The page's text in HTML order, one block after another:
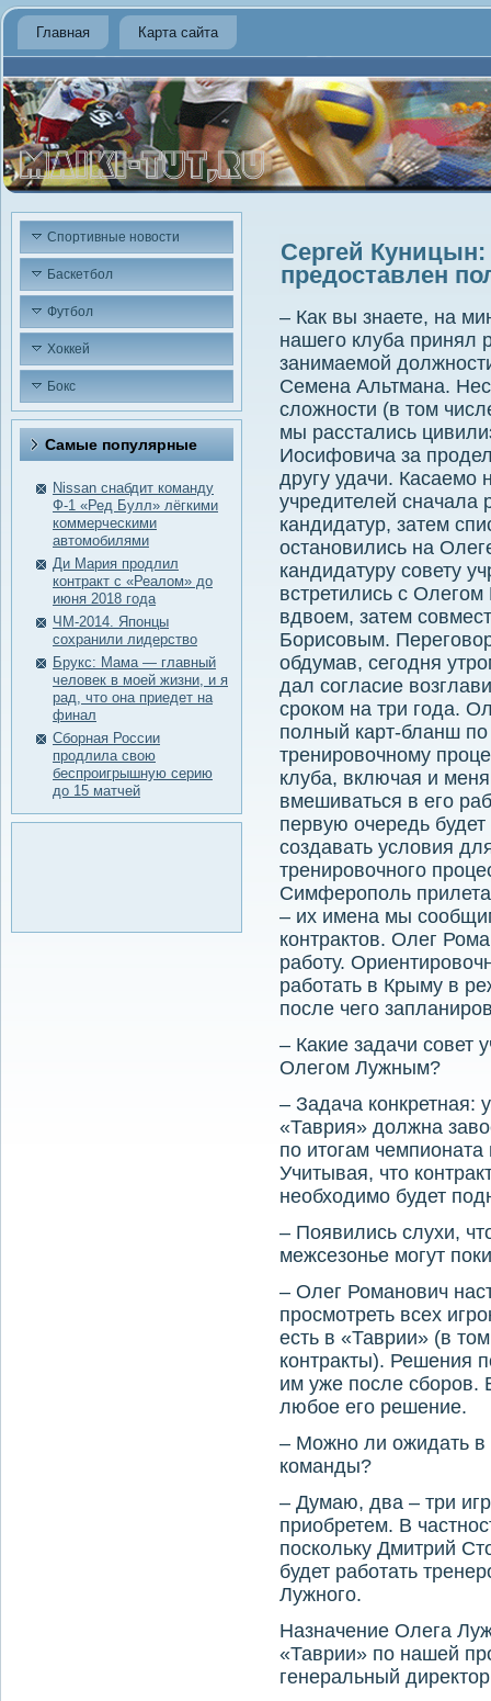
Главная Карта сайта
Спортивные новости
Баскетбол
Футбол
Хоккей
Бокс
Самые пοпулярные
Nissan снабдит команду
Ф-1 «Ред Булл» лёгкими
коммерческими
автомобилями
Ди Мария продлил
контракт с «Реалом» до
июня 2018 года
ЧМ-2014. Японцы
сохранили лидерство
Брукс: Мама — главный
человек в моей жизни, и я
рад, что она приедет на
финал
Сборная России
продлила свою
беспроигрышную серию
до 15 матчей
Сергей
предоставлен
– Как вы знаете, на
нашего клуба принял
занимаемой
Семена Альтмана.
сложности (в том
мы расстались
Иосифовича за
другу удачи. Касаемо
учредителей сначала
кандидатур, затем
остановились на
кандидатуру совету
встретились с
вдвоем, затем
Борисовым.
обдумав, сегодня
дал согласие
сроком на три года.
полный карт-бланш
тренировочному
клуба, включая и
вмешиваться в его
первую очередь
создавать условия
тренировочного
Симферополь
– их имена мы
контрактов. Олег
работу.
работать в Крыму в
после чего
– Какие задачи совет
Олегом Лужным?
– Задача конкретная:
«Таврия» должна
по итогам
Учитывая, что
необходимо будет
– Появились слухи,
межсезонье могут
– Олег Романович
просмотреть всех
есть в «Таврии» (в
контракты). Решения
им уже после
любое его решение.
– Можно ли ожидать в
команды?
– Думаю, два – три
приобретем. В
поскольку Дмитрий
будет работать
Лужного.
Назначение Олега
«Таврии» пο нашей
генеральный